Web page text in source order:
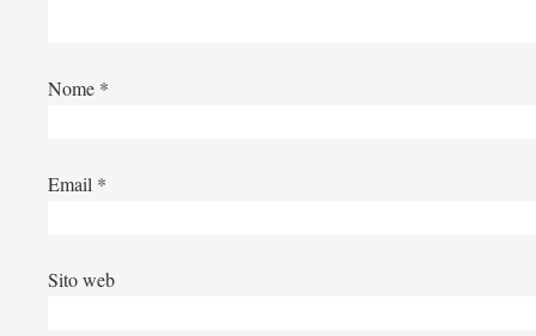
Nome *
Email *
Sito web